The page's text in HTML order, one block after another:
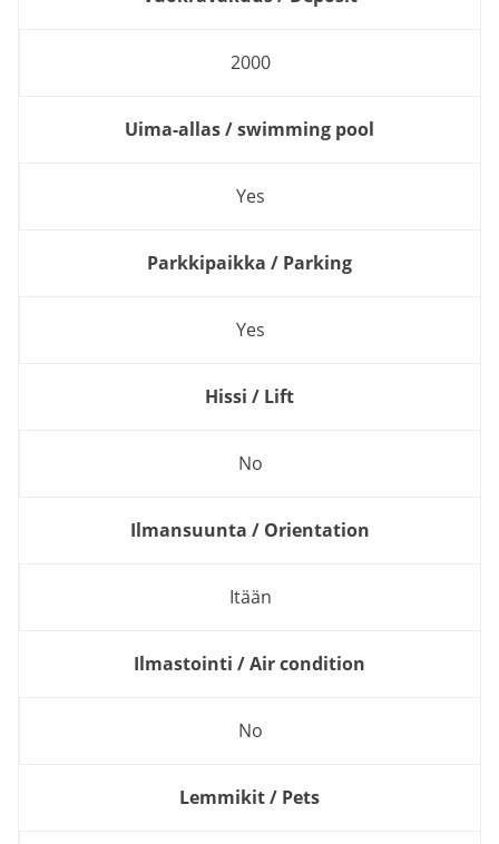
2000
Uima-allas / swimming pool
Yes
Parkkipaikka / Parking
Yes
Hissi / Lift
No
Ilmansuunta / Orientation
Itään
Ilmastointi / Air condition
No
Lemmikit / Pets